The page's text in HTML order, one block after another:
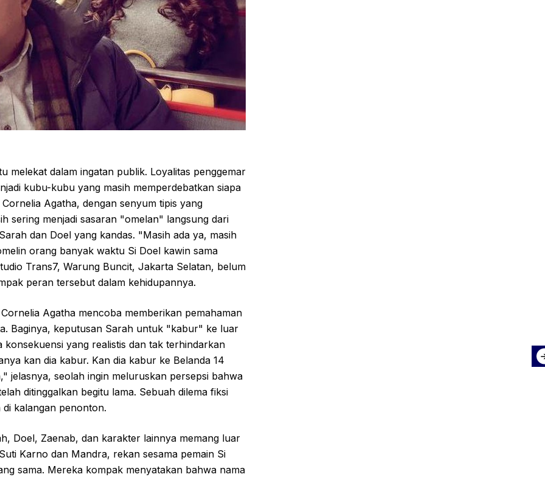
melekat dalam ingatan publik. Loyalitas penggemar
kubu-kubu yang masih memperdebatkan siapa
Agatha, dengan senyum tipis yang
sering menjadi sasaran "omelan" langsung dari
dan Doel yang kandas. "Masih ada ya, masih
orang banyak waktu Si Doel kawin sama
Trans7, Warung Buncit, Jakarta Selatan, belum
peran tersebut dalam kehidupannya.
Agatha mencoba memberikan pemahaman
Baginya, keputusan Sarah untuk "kabur" ke luar
konsekuensi yang realistis dan tak terhindarkan
kan dia kabur. Kan dia kabur ke Belanda 14
jelasnya, seolah ingin meluruskan persepsi bahwa
ditinggalkan begitu lama. Sebuah dilema fiksi
kalangan penonton.
Doel, Zaenab, dan karakter lainnya memang luar
Karno dan Mandra, rekan sesama pemain Si
sama. Mereka kompak menyatakan bahwa nama